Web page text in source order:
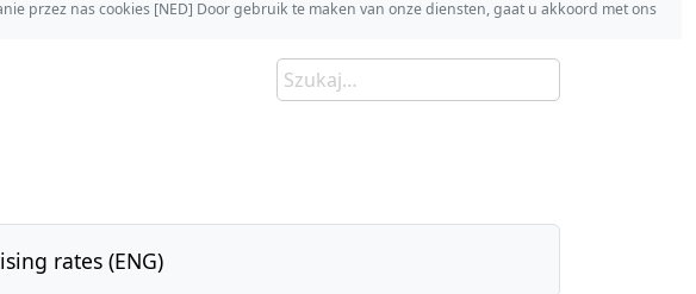
przez nas cookies [NED] Door gebruik te maken van onze diensten, gaat u akkoord met ons
rates (ENG)